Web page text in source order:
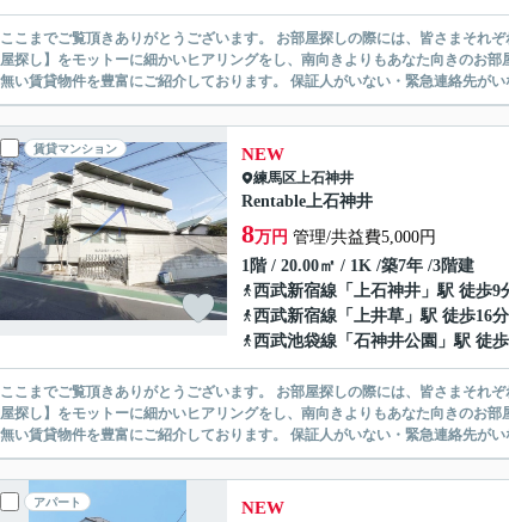
ここまでご覧頂きありがとうございます。 お部屋探しの際には、皆さまそれぞれこだわりの条件があると思いますが、当社では【あなたに１番のお部
屋探し】をモットーに細かいヒアリングをし、南向きよりもあなた向きのお部屋をご提案いたします。 シングル物
無い賃貸物件を豊富にご紹介しております。 保証人
賃貸マンション NEW
練馬区上石神井
Rentable上石神井
8万円 管理/共益費5,000円
1階 / 20.00㎡ / 1K /築7年 /3階建
西武新宿線 「 上石神井 」駅 徒歩9
西武新宿線 「 上井草 」駅 徒歩16分
西武池袋線 「 石神井公園 」駅 徒
ここまでご覧頂きありがとうございます。 お部屋探しの際には、皆さまそれぞれこだわりの条件があると思いますが、当社では【あなたに１番のお部
屋探し】をモットーに細かいヒアリングをし、南向きよりもあなた向きのお部屋をご提案いたします。 シングル物
無い賃貸物件を豊富にご紹介しております。 保証人
アパート NEW